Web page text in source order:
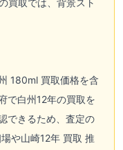
買取では、背景スト
180ml 買取価格を含
で白州12年の買取を
できるため、査定の
や山崎12年 買取 推